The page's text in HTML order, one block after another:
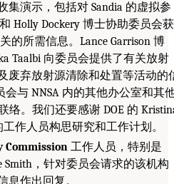
集演示，包括对 Sandia 的虚拟参
Holly Dockery 博士协助委员会获
的所需信息。Lance Garrison 博
Taalbi 向委员会提供了有关放射
废弃放射源清除和处置等活动的
会与 NNSA 内的其他办公室和其
络。我们还要感谢 DOE 的
作人员构思研究和工作计划。
Commission 工作人员，特别是
Smith，针对委员会请求的该机构
息作出回复。